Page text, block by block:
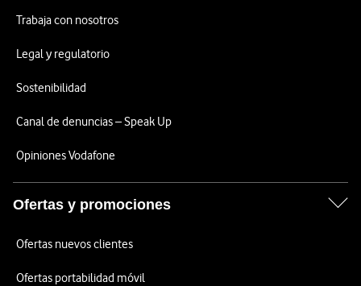
Trabaja con nosotros
Legal y regulatorio
Sostenibilidad
Canal de denuncias – Speak Up
Opiniones Vodafone
Ofertas y promociones
Ofertas nuevos clientes
Ofertas portabilidad móvil